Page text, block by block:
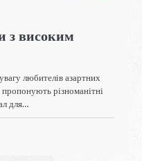
з високим
любителів азартних
різноманітні
для…